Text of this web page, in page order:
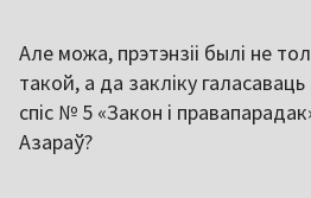
Але можа, прэтэнзіі былі не
такой, а да закліку
спіс № 5 «Закон і
Азараў?